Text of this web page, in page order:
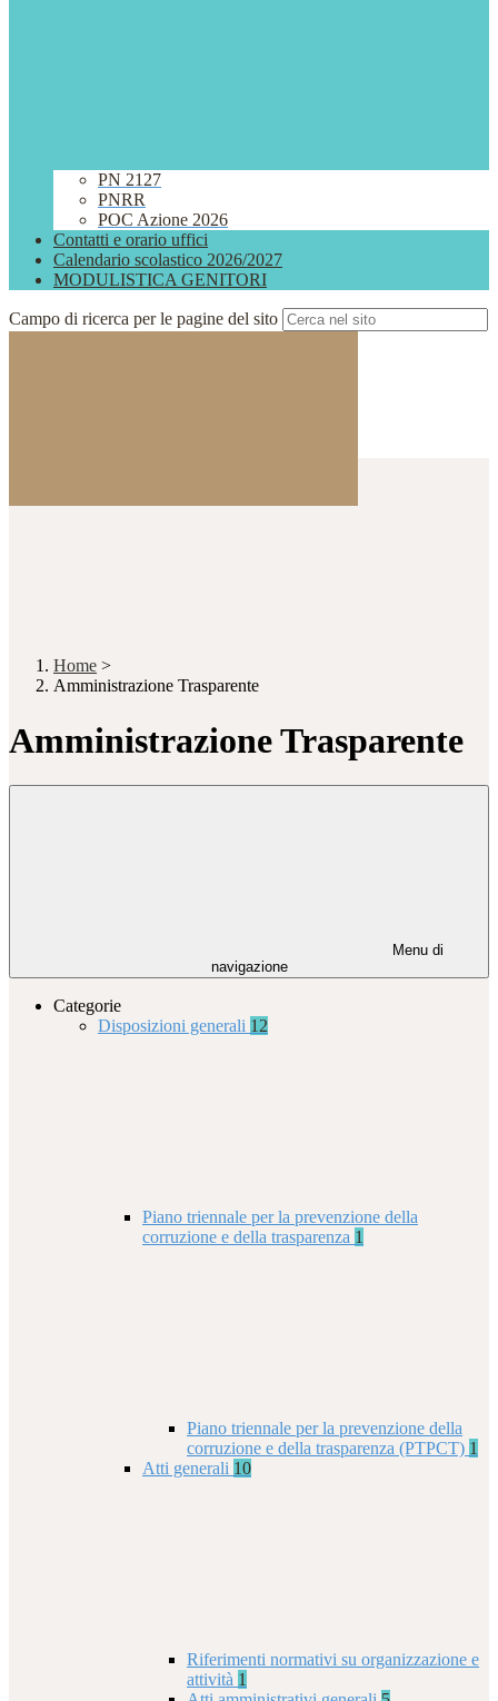
PN 2127
PNRR
POC Azione 2026
Contatti e orario uffici
Calendario scolastico 2026/2027
MODULISTICA GENITORI
Campo di ricerca per le pagine del sito
Home >
Amministrazione Trasparente
Amministrazione Trasparente
Menu di
navigazione
Categorie
Disposizioni generali 12
Piano triennale per la prevenzione della
corruzione e della trasparenza 1
Piano triennale per la prevenzione della
corruzione e della trasparenza (PTPCT) 1
Atti generali 10
Riferimenti normativi su organizzazione e
attività 1